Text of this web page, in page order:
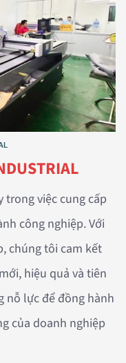
trong việc cung cấp
công nghiệp. Với
chúng tôi cam kết
hiệu quả và tiên
nỗ lực để đồng hành
của doanh nghiệp